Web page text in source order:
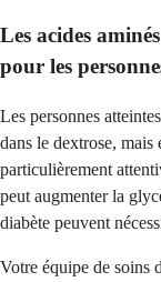
Les acides
pour les
Les personnes
dans le dextrose,
particulièrement
peut augmenter la
diabète peuvent
Votre équipe de soins